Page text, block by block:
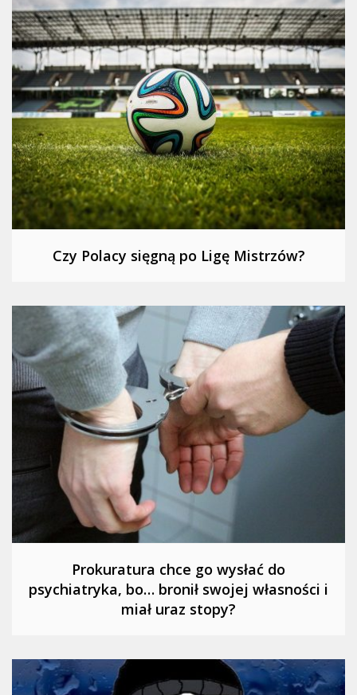
Czy Polacy sięgną po Ligę Mistrzów?
Prokuratura chce go wysłać do
psychiatryka, bo… bronił swojej własności i
miał uraz stopy?